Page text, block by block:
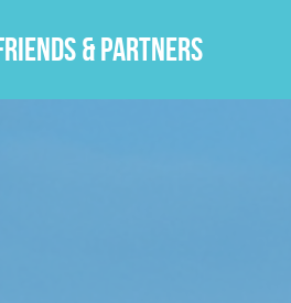
& Partners